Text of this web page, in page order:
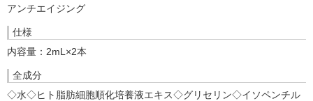
アンチエイジング
仕様
内容量：2mL×2本
全成分
◇水◇ヒト脂肪細胞順化培養液エキス◇グリセリン◇イソペンチル